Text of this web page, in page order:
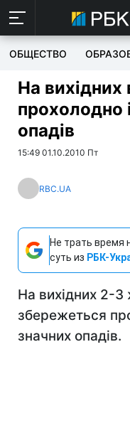
ОБЩЕСТВО
На вихідних
прохолодно
опадів
15:49 01.10.2010 Пт
RBC.UA
Не трать время
суть из РБК-
На вихідних 2-3
збережеться
значних опадів.